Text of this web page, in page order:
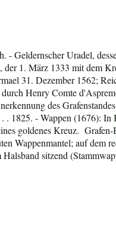
- Geldernscher Uradel,
der 1. März 1333 mit dem
31. Dezember 1562;
Henry Comte
des
. 1825. - Wappen (1676):
goldenes Kreuz.
Wappenmantel; auf
sitzend